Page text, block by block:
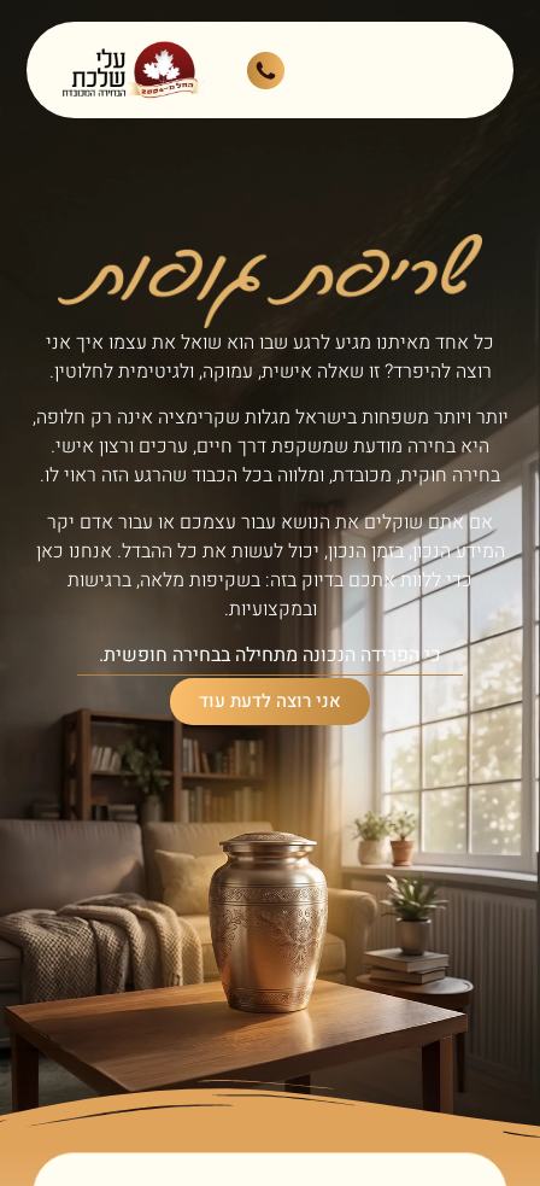
כל אחד מאיתנו מגיע לרגע שבו הוא שואל את עצמו איך אני
רוצה להיפרד? זו שאלה אישית, עמוקה, ולגיטימית לחלוטין.
יותר ויותר משפחות בישראל מגלות שקרימציה אינה רק חלופה,
היא בחירה מודעת שמשקפת דרך חיים, ערכים ורצון אישי.
בחירה חוקית, מכובדת, ומלווה בכל הכבוד שהרגע הזה ראוי לו.
אם אתם שוקלים את הנושא עבור עצמכם או עבור אדם יקר
המידע הנכון, בזמן הנכון, יכול לעשות את כל ההבדל. אנחנו כאן
כדי ללוות אתכם בדיוק בזה: בשקיפות מלאה, ברגישות
ובמקצועיות.
כי הפרידה הנכונה מתחילה בבחירה חופשית.
אני רוצה לדעת עוד